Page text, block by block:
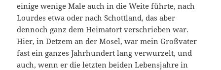
einige wenige Male auch in die Weite führte, nach
Lourdes etwa oder nach Schottland, das aber
dennoch ganz dem Heimatort verschrieben war.
Hier, in Detzem an der Mosel, war mein Großvater
fast ein ganzes Jahrhundert lang verwurzelt, und
auch, wenn er die letzten beiden Lebensjahre in